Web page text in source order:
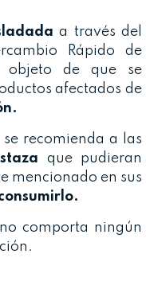
a través del
Rápido de
de que se
afectados de
se recomienda a las
que pudieran
mencionado en sus
comporta ningún